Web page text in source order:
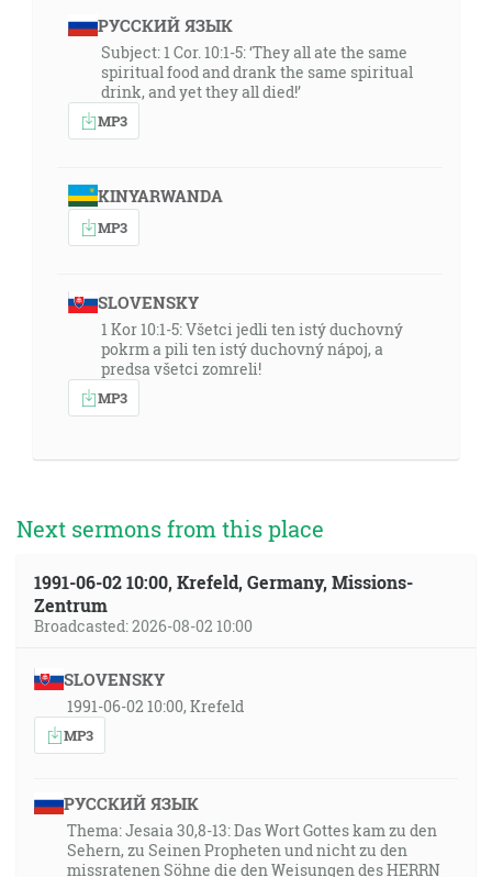
РУССКИЙ ЯЗЫК
Subject: 1 Cor. 10:1-5: ‘They all ate the same
spiritual food and drank the same spiritual
drink, and yet they all died!’
MP3
KINYARWANDA
MP3
SLOVENSKY
1 Kor 10:1-5: Všetci jedli ten istý duchovný
pokrm a pili ten istý duchovný nápoj, a
predsa všetci zomreli!
MP3
Next sermons from this place
1991-06-02 10:00, Krefeld, Germany, Missions-
Zentrum
Broadcasted: 2026-08-02 10:00
SLOVENSKY
1991-06-02 10:00, Krefeld
MP3
РУССКИЙ ЯЗЫК
Thema: Jesaia 30,8-13: Das Wort Gottes kam zu den
Sehern, zu Seinen Propheten und nicht zu den
missratenen Söhne die den Weisungen des HERRN